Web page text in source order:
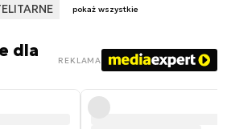
pokaż wszystkie
dla
REKLAMA